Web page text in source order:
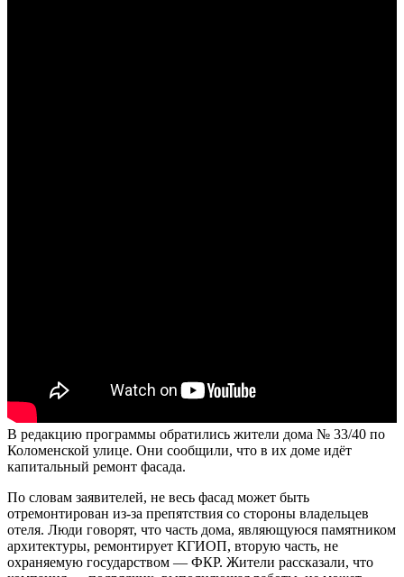
В редакцию программы обратились жители дома № 33/40 по
Коломенской улице. Они сообщили, что в их доме идёт
капитальный ремонт фасада.
По словам заявителей, не весь фасад может быть
отремонтирован из-за препятствия со стороны владельцев
отеля. Люди говорят, что часть дома, являющуюся памятником
архитектуры, ремонтирует КГИОП, вторую часть, не
охраняемую государством — ФКР. Жители рассказали, что